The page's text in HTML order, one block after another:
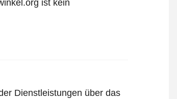
ist kein
Dienstleistungen über das